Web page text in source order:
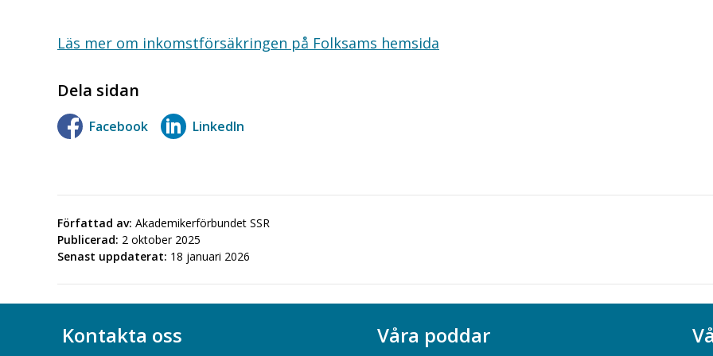
Läs mer om inkomstförsäkringen på Folksams hemsida
Dela sidan
Facebook LinkedIn
Författad av: Akademikerförbundet SSR
Publicerad: 2 oktober 2025
Senast uppdaterat: 18 januari 2026
Kontakta oss Våra poddar